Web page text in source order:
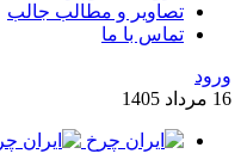
تصاویر و مطالب جالب
تماس با ما
ورود
16 مرداد 1405